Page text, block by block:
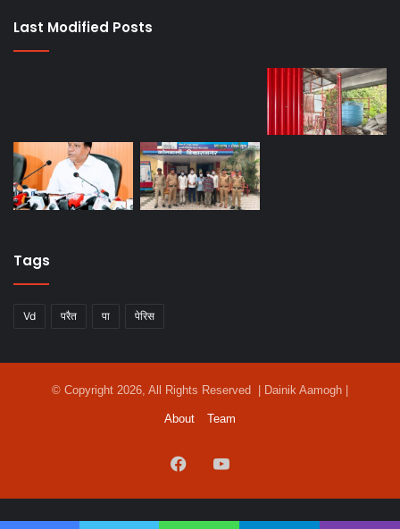
Last Modified Posts
Tags
Vd परैत पा पेरिस
© Copyright 2026, All Rights Reserved | Dainik Aamogh |
About Team
Facebook